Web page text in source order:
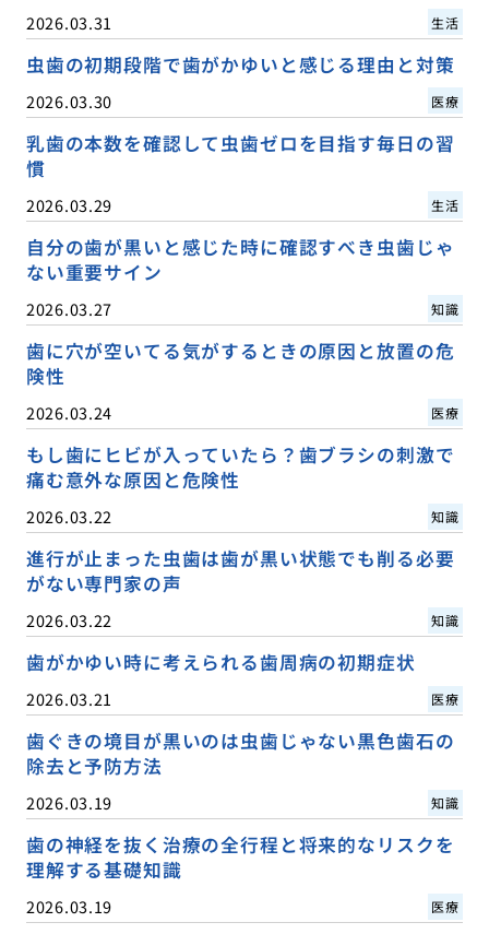
2026.03.31 生活
虫歯の初期段階で歯がかゆいと感じる理由と対策
2026.03.30 医療
乳歯の本数を確認して虫歯ゼロを目指す毎日の習
慣
2026.03.29 生活
自分の歯が黒いと感じた時に確認すべき虫歯じゃ
ない重要サイン
2026.03.27 知識
歯に穴が空いてる気がするときの原因と放置の危
険性
2026.03.24 医療
もし歯にヒビが入っていたら？歯ブラシの刺激で
痛む意外な原因と危険性
2026.03.22 知識
進行が止まった虫歯は歯が黒い状態でも削る必要
がない専門家の声
2026.03.22 知識
歯がかゆい時に考えられる歯周病の初期症状
2026.03.21 医療
歯ぐきの境目が黒いのは虫歯じゃない黒色歯石の
除去と予防方法
2026.03.19 知識
歯の神経を抜く治療の全行程と将来的なリスクを
理解する基礎知識
2026.03.19 医療